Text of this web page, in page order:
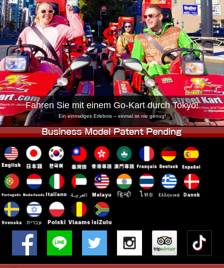
Tokio Shinagawa Tokio Akihabara#1
Tokio Akihabara#2 Tokio Shibuya
Tokio Shibuya Annex Tokio Bucht
Tokio Asakusa Osaka
Okinawa
Fahren Sie mit einem Go-Kart durch Tokyo!
Ein einmaliges Erlebnis – einmal ist nie genug!